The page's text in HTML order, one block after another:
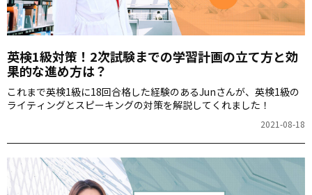
英検1級対策！2次試験までの学習計画の立て方と効
果的な進め方は？
これまで英検1級に18回合格した経験のあるJunさんが、英検1級の
ライティングとスピーキングの対策を解説してくれました！
2021-08-18